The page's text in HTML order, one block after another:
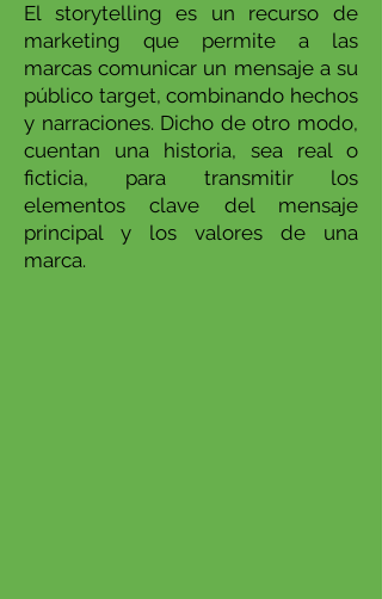
El storytelling es un recurso de
marketing que permite a las
marcas comunicar un mensaje a su
público target, combinando hechos
y narraciones. Dicho de otro modo,
cuentan una historia, sea real o
ficticia, para transmitir los
elementos clave del mensaje
principal y los valores de una
marca.